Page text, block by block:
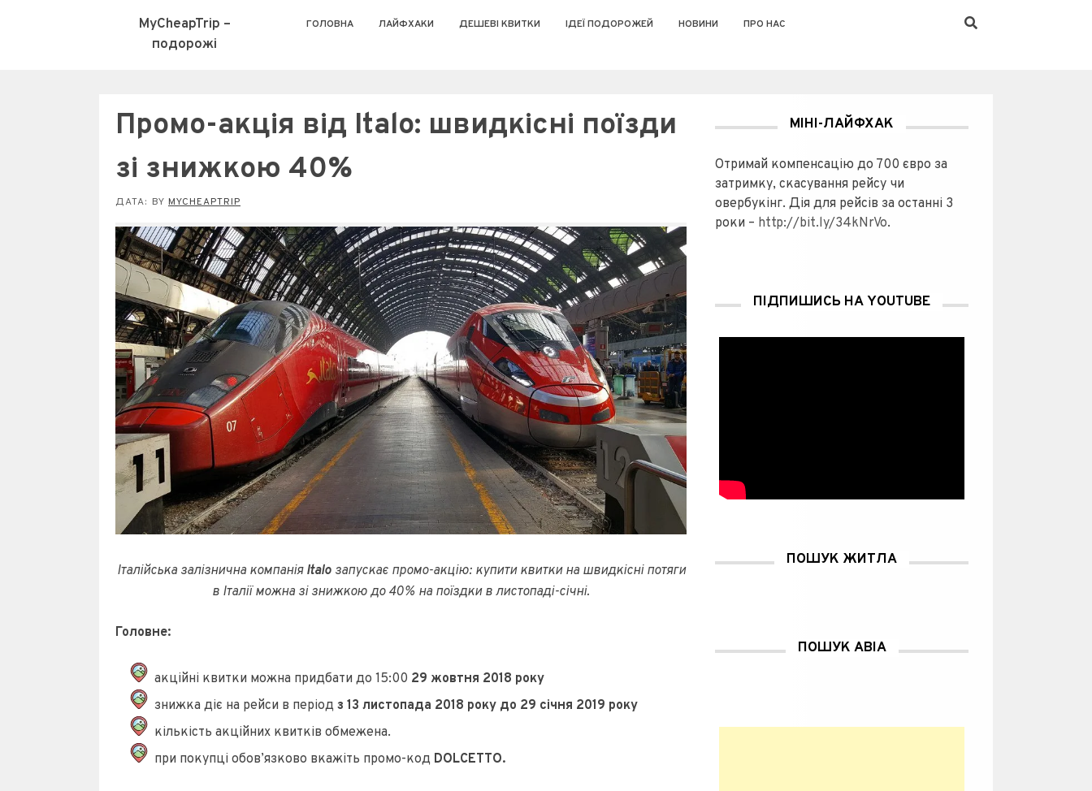
MyCheapTrip –
подорожі
ГОЛОВНА ЛАЙФХАКИ ДЕШЕВІ КВИТКИ ІДЕЇ ПОДОРОЖЕЙ НОВИНИ ПРО НАС
Промо-акція від Italo: швидкісні поїзди
зі знижкою 40%
ДАТА: BY MYCHEAPTRIP
Італійська залізнична компанія Italoзапускає промо-акцію: купити квитки на швидкісні потяги
в Італії можна зі знижкою до 40% на поїздки в листопаді-січні.
Головне:
акційні квитки можна придбати до 15:00 29 жовтня 2018 року
знижка діє на рейси в період з 13 листопада 2018 року до 29 січня 2019 року
кількість акційних квитків обмежена.
при покупці обов’язково вкажіть промо-код DOLCETTO.
МІНІ-ЛАЙФХАК
Отримай компенсацію до 700 євро за
затримку, скасування рейсу чи
овербукінг. Дія для рейсів за останні 3
роки – http://bit.ly/34kNrVo.
ПІДПИШИСЬ НА YOUTUBE
ПОШУК ЖИТЛА
ПОШУК АВІА